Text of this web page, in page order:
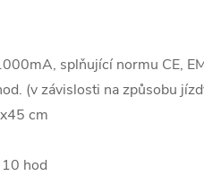
splňující normu CE,
(v závislosti na způsobu
cm
hod